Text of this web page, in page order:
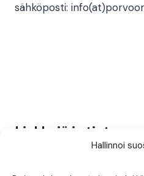
Hallinnoi
sähköposti:
Linkkejä ja tietoa